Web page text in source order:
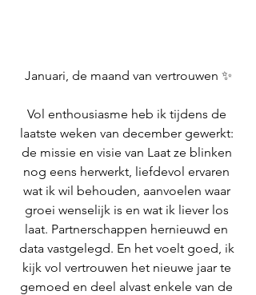
Januari, de maand van vertrouwen ✨
Vol enthousiasme heb ik tijdens de
laatste weken van december gewerkt:
de missie en visie van Laat ze blinken
nog eens herwerkt, liefdevol ervaren
wat ik wil behouden, aanvoelen waar
groei wenselijk is en wat ik liever los
laat. Partnerschappen hernieuwd en
data vastgelegd. En het voelt goed, ik
kijk vol vertrouwen het nieuwe jaar te
gemoed en deel alvast enkele van de